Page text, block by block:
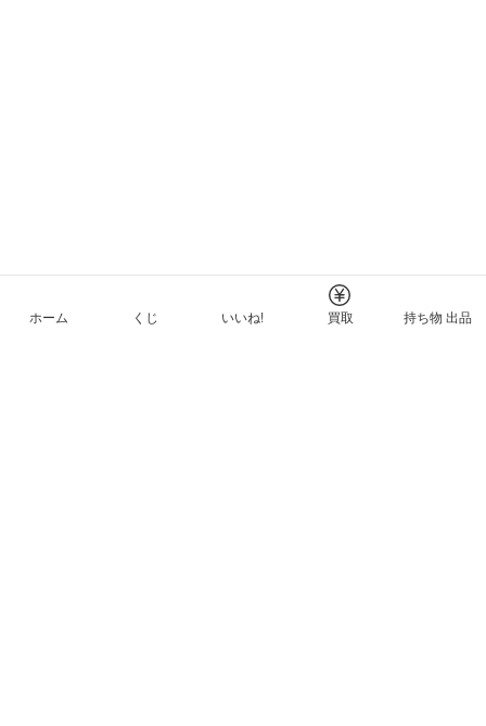
ホーム くじ いいね! 買取 持ち物 出品